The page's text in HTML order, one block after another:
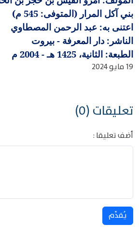
بني آكل المرار (المتوفى: 545 م)
اعتنى به: عبد الرحمن المصطاوي
الناشر: دار المعرفة - بيروت
الطبعة: الثانية، 1425 هـ - 2004 م
19 مايو 2024
تعليقات (0)
أضف تعليقا :
يُقدِّم